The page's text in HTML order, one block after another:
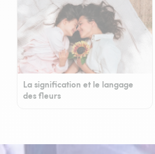
La signification et le langage
des fleurs